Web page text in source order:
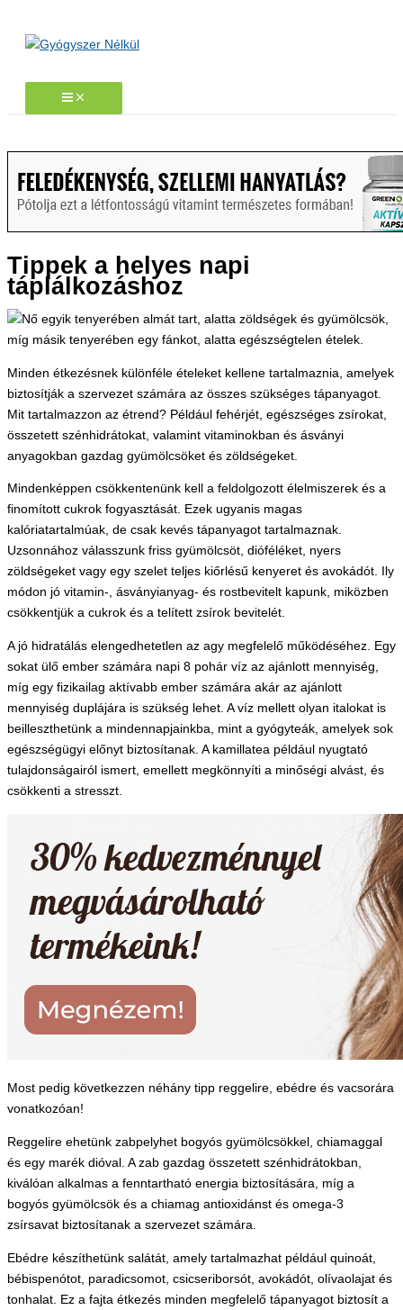
Tippek a helyes napi
táplálkozáshoz
Minden étkezésnek különféle ételeket kellene tartalmaznia, amelyek
biztosítják a szervezet számára az összes szükséges tápanyagot.
Mit tartalmazzon az étrend? Például fehérjét, egészséges zsírokat,
összetett szénhidrátokat, valamint vitaminokban és ásványi
anyagokban gazdag gyümölcsöket és zöldségeket.
Mindenképpen csökkentenünk kell a feldolgozott élelmiszerek és a
finomított cukrok fogyasztását. Ezek ugyanis magas
kalóriatartalmúak, de csak kevés tápanyagot tartalmaznak.
Uzsonnához válasszunk friss gyümölcsöt, dióféléket, nyers
zöldségeket vagy egy szelet teljes kiőrlésű kenyeret és avokádót. Ily
módon jó vitamin-, ásványianyag- és rostbevitelt kapunk, miközben
csökkentjük a cukrok és a telített zsírok bevitelét.
A jó hidratálás elengedhetetlen az agy megfelelő működéséhez. Egy
sokat ülő ember számára napi 8 pohár víz az ajánlott mennyiség,
míg egy fizikailag aktívabb ember számára akár az ajánlott
mennyiség duplájára is szükség lehet. A víz mellett olyan italokat is
beilleszthetünk a mindennapjainkba, mint a gyógyteák, amelyek sok
egészségügyi előnyt biztosítanak. A kamillatea például nyugtató
tulajdonságairól ismert, emellett megkönnyíti a minőségi alvást, és
csökkenti a stresszt.
Most pedig következzen néhány tipp reggelire, ebédre és vacsorára
vonatkozóan!
Reggelire ehetünk zabpelyhet bogyós gyümölcsökkel, chiamaggal
és egy marék dióval. A zab gazdag összetett szénhidrátokban,
kiválóan alkalmas a fenntartható energia biztosítására, míg a
bogyós gyümölcsök és a chiamag antioxidánst és omega-3
zsírsavat biztosítanak a szervezet számára.
Ebédre készíthetünk salátát, amely tartalmazhat például quinoát,
bébispenótot, paradicsomot, csicseriborsót, avokádót, olívaolajat és
tonhalat. Ez a fajta étkezés minden megfelelő tápanyagot biztosít a